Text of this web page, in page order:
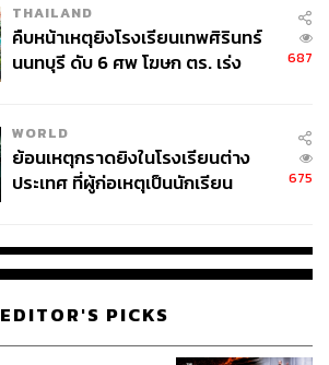
THAILAND
คืบหน้าเหตุยิงโรงเรียนเทพศิรินทร์
นนทบุรี ดับ 6 ศพ โฆษก ตร. เร่ง
687
WORLD
ย้อนเหตุกราดยิงในโรงเรียนต่าง
ประเทศ ที่ผู้ก่อเหตุเป็นนักเรียน
675
EDITOR'S PICKS